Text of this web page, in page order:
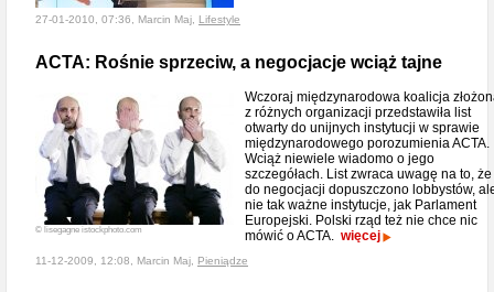
27-01-2010, 07:36, Marcin Maj, Lifestyle
ACTA: Rośnie sprzeciw, a negocjacje wciąż tajne
© lisegagne istockphoto.com
Wczoraj międzynarodowa koalicja
z różnych organizacji przedstawiła list
otwarty do unijnych instytucji w sprawie
międzynarodowego porozumienia ACTA.
Wciąż niewiele wiadomo o jego
szczegółach. List zwraca uwagę na to, że
do negocjacji dopuszczono lobbystów,
nie tak ważne instytucje, jak Parlament
Europejski. Polski rząd też nie chce nic
mówić o ACTA. więcej
11-12-2009, 12:08, Marcin Maj, Pieniądze